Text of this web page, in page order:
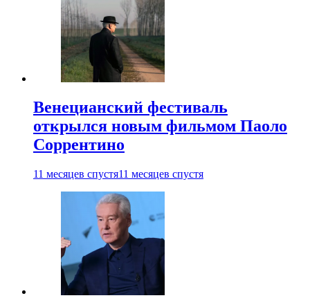
Венецианский фестиваль
открылся новым фильмом Паоло
Соррентино
11 месяцев спустя11 месяцев спустя